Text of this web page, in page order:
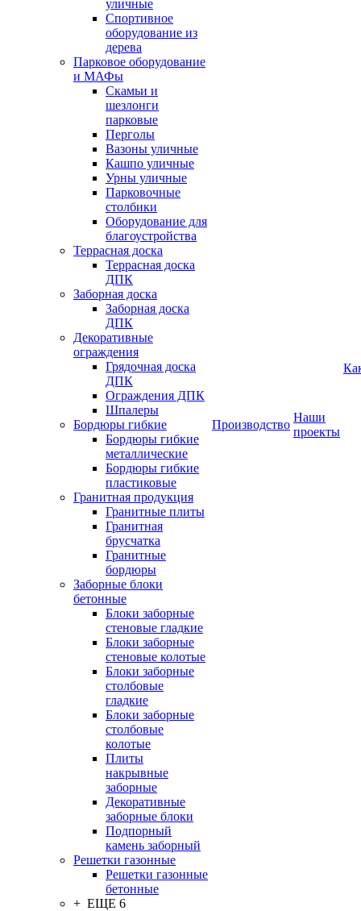
уличные
Спортивное
оборудование из
дерева
Парковое оборудование
и МАФы
Скамьи и
шезлонги
парковые
Перголы
Вазоны уличные
Кашпо уличные
Урны уличные
Парковочные
столбики
Оборудование для
благоустройства
Террасная доска
Террасная доска
ДПК
Заборная доска
Заборная доска
ДПК
Декоративные
ограждения
Грядочная доска
ДПК
Ограждения ДПК
Шпалеры
Бордюры гибкие
Бордюры гибкие
металлические
Бордюры гибкие
пластиковые
Гранитная продукция
Гранитные плиты
Гранитная
брусчатка
Гранитные
бордюры
Заборные блоки
бетонные
Блоки заборные
стеновые гладкие
Блоки заборные
стеновые колотые
Блоки заборные
столбовые
гладкие
Блоки заборные
столбовые
колотые
Плиты
накрывные
заборные
Декоративные
заборные блоки
Подпорный
камень заборный
Решетки газонные
Решетки газонные
бетонные
+ ЕЩЕ 6
Производство
Наши
проекты